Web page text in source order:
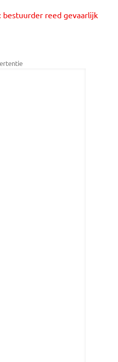
bestuurder reed gevaarlijk